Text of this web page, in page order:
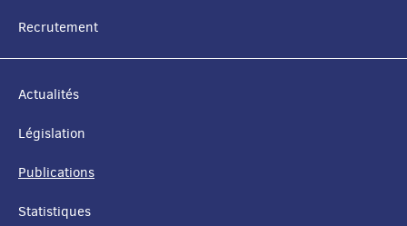
Recrutement
Actualités
Législation
Publications
Statistiques